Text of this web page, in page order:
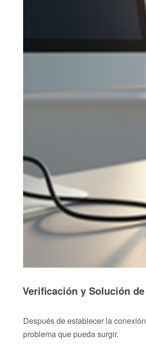
Verificación y Solución
Después de establecer la
problema que pueda surgir.